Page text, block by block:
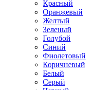
Красный
Оранжевый
Желтый
Зеленый
Голубой
Синий
Фиолетовый
Коричневый
Белый
Серый